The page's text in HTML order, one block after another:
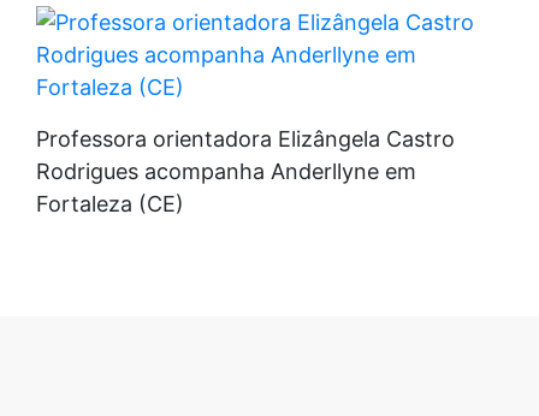
Professora orientadora Elizângela Castro
Rodrigues acompanha Anderllyne em
Fortaleza (CE)